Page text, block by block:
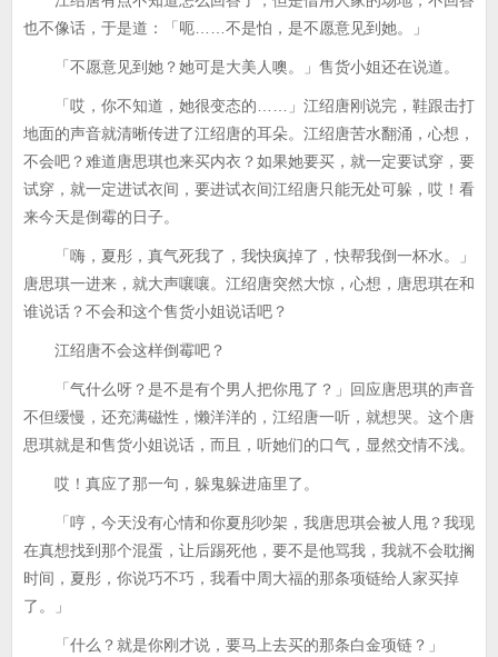
也不像话，于是道：「呃……不是怕，是不愿意见到她。」
「不愿意见到她？她可是大美人噢。」售货小姐还在说道。
「哎，你不知道，她很变态的……」江绍唐刚说完，鞋跟击打
地面的声音就清晰传进了江绍唐的耳朵。江绍唐苦水翻涌，心想，
不会吧？难道唐思琪也来买内衣？如果她要买，就一定要试穿，要
试穿，就一定进试衣间，要进试衣间江绍唐只能无处可躲，哎！看
来今天是倒霉的日子。
「嗨，夏彤，真气死我了，我快疯掉了，快帮我倒一杯水。」
唐思琪一进来，就大声嚷嚷。江绍唐突然大惊，心想，唐思琪在和
谁说话？不会和这个售货小姐说话吧？
江绍唐不会这样倒霉吧？
「气什么呀？是不是有个男人把你甩了？」回应唐思琪的声音
不但缓慢，还充满磁性，懒洋洋的，江绍唐一听，就想哭。这个唐
思琪就是和售货小姐说话，而且，听她们的口气，显然交情不浅。
哎！真应了那一句，躲鬼躲进庙里了。
「哼，今天没有心情和你夏彤吵架，我唐思琪会被人甩？我现
在真想找到那个混蛋，让后踢死他，要不是他骂我，我就不会耽搁
时间，夏彤，你说巧不巧，我看中周大福的那条项链给人家买掉
了。」
「什么？就是你刚才说，要马上去买的那条白金项链？」